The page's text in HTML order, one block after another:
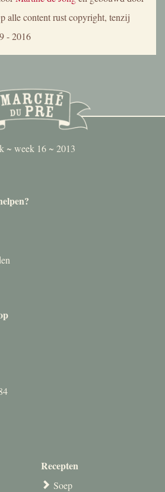
alle content rust copyright, tenzij
- 2016
~ week 16 ~ 2013
Recepten
Soep